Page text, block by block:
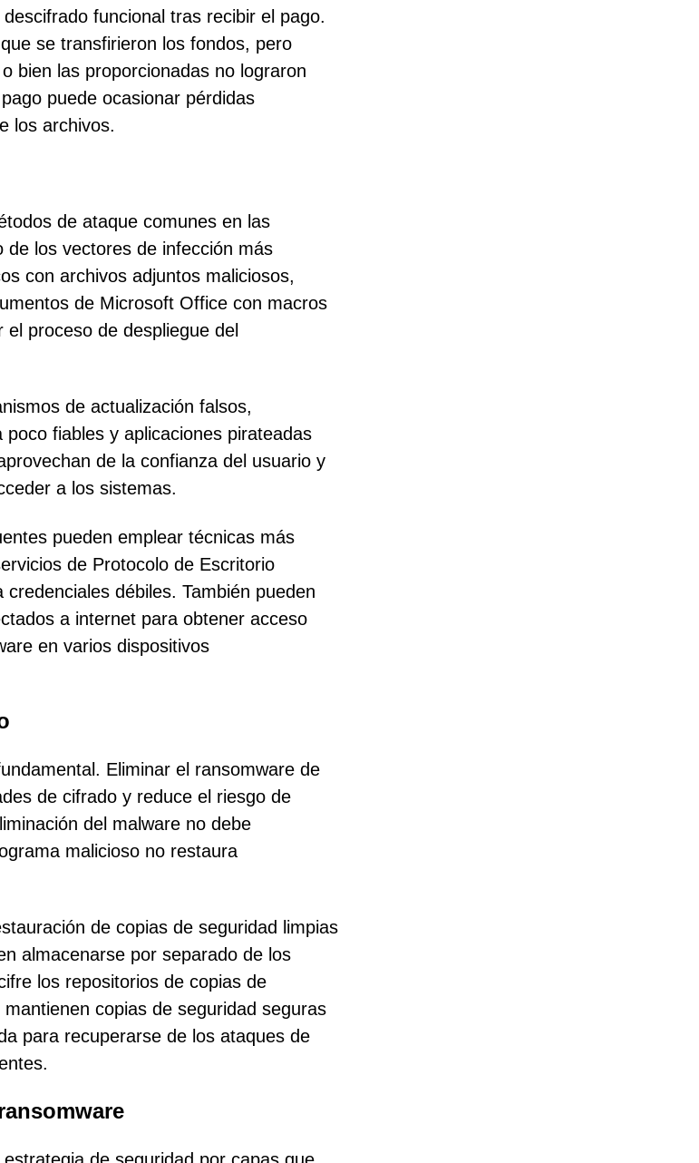
funcional tras recibir el pago.
se transfirieron los fondos, pero
bien las proporcionadas no lograron
puede ocasionar pérdidas
los archivos.
de ataque comunes en las
de los vectores de infección más
con archivos adjuntos maliciosos,
de Microsoft Office con macros
proceso de despliegue del
de actualización falsos,
fiables y aplicaciones pirateadas
de la confianza del usuario y
a los sistemas.
pueden emplear técnicas más
de Protocolo de Escritorio
débiles. También pueden
a internet para obtener acceso
en varios dispositivos
Eliminar el ransomware de
de cifrado y reduce el riesgo de
del malware no debe
malicioso no restaura
de copias de seguridad limpias
almacenarse por separado de los
los repositorios de copias de
copias de seguridad seguras
para recuperarse de los ataques de